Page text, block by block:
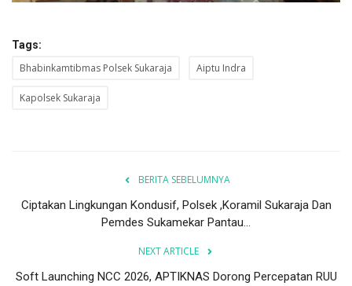
Tags:
Bhabinkamtibmas Polsek Sukaraja Aiptu Indra
Kapolsek Sukaraja
BERITA SEBELUMNYA
Ciptakan Lingkungan Kondusif, Polsek ,Koramil Sukaraja Dan
Pemdes Sukamekar Pantau...
NEXT ARTICLE
Soft Launching NCC 2026, APTIKNAS Dorong Percepatan RUU